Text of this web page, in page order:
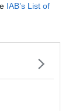
IAB’s List of
4 rețete de